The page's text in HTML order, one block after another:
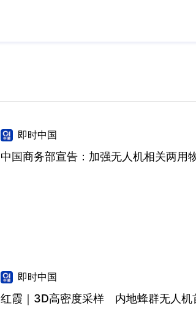
即时中国
中国商务部宣告：加强无人机相关两用
即时中国
红霞｜3D高密度采样 内地蜂群无人机